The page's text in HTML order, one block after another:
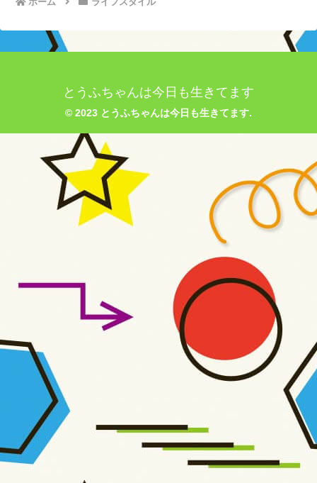
とうふちゃんは今日も生きてます
© 2023 とうふちゃんは今日も生きてます.